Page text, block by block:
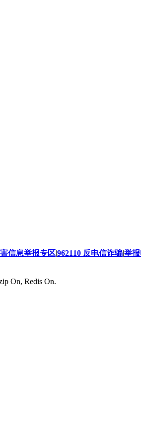
信息举报专区|962110 反电信诈骗|举报
On, Redis On.